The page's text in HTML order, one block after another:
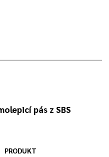
pás z SBS
PRODUKT